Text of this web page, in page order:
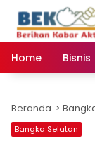
konten
Home
Bisnis
Beranda
Bangka Selatan